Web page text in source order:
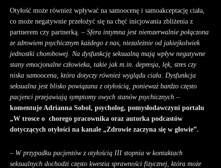
Otyłość może również wpływać na samoocenę i samoakceptację ciała,
co może negatywnie przełożyć się na chęć inicjowania zbliżenia z
partnerem czy partnerką. – Sfera intymna jest nierozerwalnie połączona
ze zdrowiem psychicznym każdego z nas, niezależnie od jakiejkolwiek
jednostki chorobowej. Na dysfunkcję seksualną mają wpływ negatywne
stany emocjonalne człowieka, takie jak m.in. depresja, lęk, stres czy
niska samoocena, która dotyczy również wyglądu ciała. Dysfunkcja
seksualna jest blisko powiązana z otyłością, ponieważ bardzo często
pacjenci przejawiają symptomy owych stanów psychicznych –
komentuje Adrianna Sobol, psycholog, pomysłodawczyni portalu
„W trosce o chorego pracownika oraz autorka podcastów
dotyczących otyłości na kanale „Zdrowie zaczyna się w głowie”.
– W przypadku pacjentów z otyłością III stopnia w kontaktach
seksualnych dochodzi często kwestia sprawności fizycznej, która może